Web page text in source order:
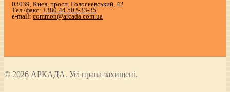
03039, Киев, просп. Голосеевський, 42
Тел./факс: +380 44 502-33-35
e-mail: common@arcada.com.ua
© 2026 АРКАДА. Усі права захищені.